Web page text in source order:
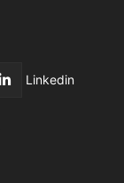
Linkedin